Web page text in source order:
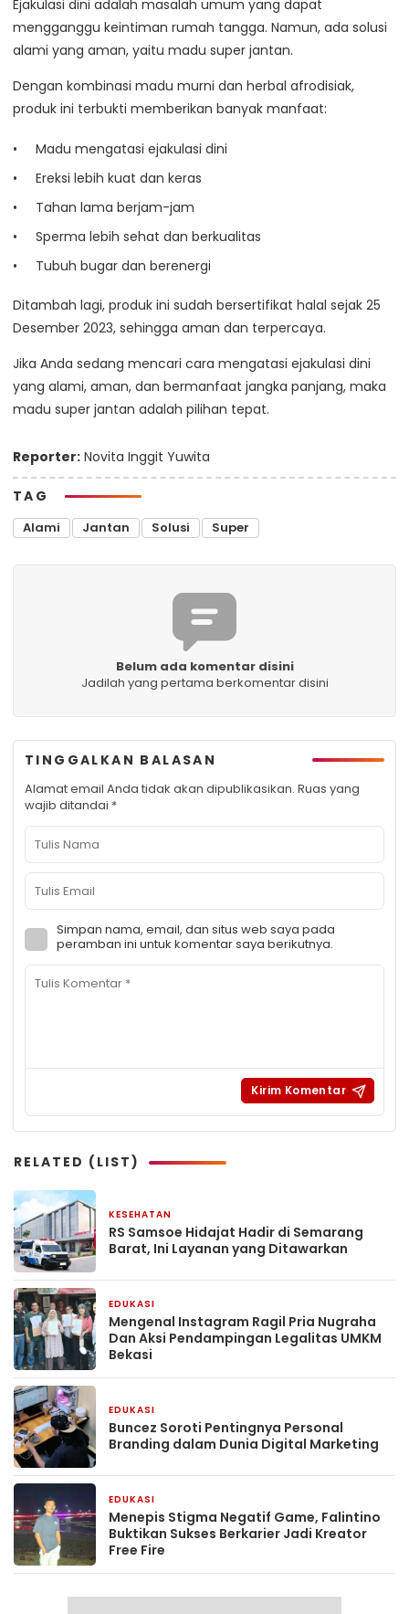
Ejakulasi dini adalah masalah umum yang dapat
mengganggu keintiman rumah tangga. Namun, ada solusi
alami yang aman, yaitu madu super jantan.
Dengan kombinasi madu murni dan herbal afrodisiak,
produk ini terbukti memberikan banyak manfaat:
Madu mengatasi ejakulasi dini
Ereksi lebih kuat dan keras
Tahan lama berjam-jam
Sperma lebih sehat dan berkualitas
Tubuh bugar dan berenergi
Ditambah lagi, produk ini sudah bersertifikat halal sejak 25
Desember 2023, sehingga aman dan terpercaya.
Jika Anda sedang mencari cara mengatasi ejakulasi dini
yang alami, aman, dan bermanfaat jangka panjang, maka
madu super jantan adalah pilihan tepat.
Reporter: Novita Inggit Yuwita
TAG
Alami Jantan Solusi Super
Belum ada komentar disini
Jadilah yang pertama berkomentar disini
TINGGALKAN BALASAN
Alamat email Anda tidak akan dipublikasikan. Ruas yang
wajib ditandai *
Simpan nama, email, dan situs web saya pada
peramban ini untuk komentar saya berikutnya.
RELATED (LIST)
KESEHATAN
RS Samsoe Hidajat Hadir di Semarang
Barat, Ini Layanan yang Ditawarkan
EDUKASI
Mengenal Instagram Ragil Pria Nugraha
Dan Aksi Pendampingan Legalitas UMKM
Bekasi
EDUKASI
‎Buncez Soroti Pentingnya Personal
Branding dalam Dunia Digital Marketing
EDUKASI
Menepis Stigma Negatif Game, Falintino
Buktikan Sukses Berkarier Jadi Kreator
Free Fire